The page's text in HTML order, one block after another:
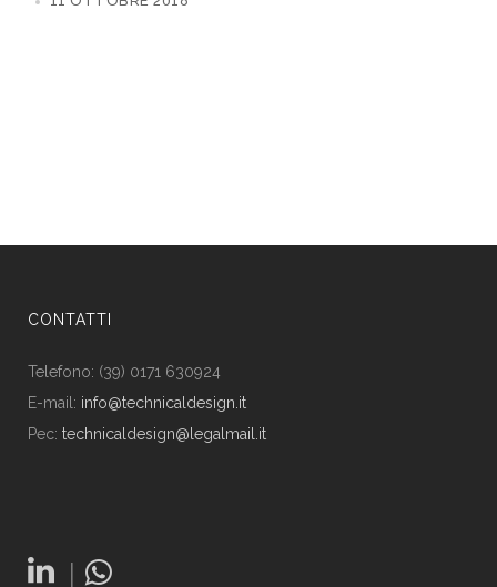
CONTATTI
Telefono: (39) 0171 630924
E-mail: info@technicaldesign.it
Pec: technicaldesign@legalmail.it
|